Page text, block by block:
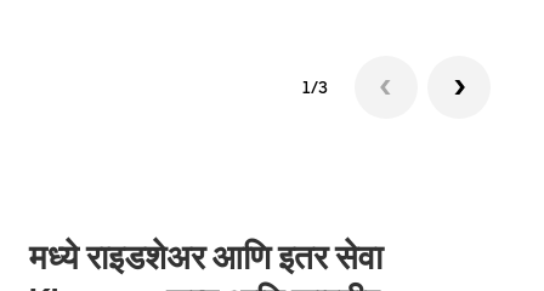
1/3
मध्ये राइडशेअर आणि इतर सेवा